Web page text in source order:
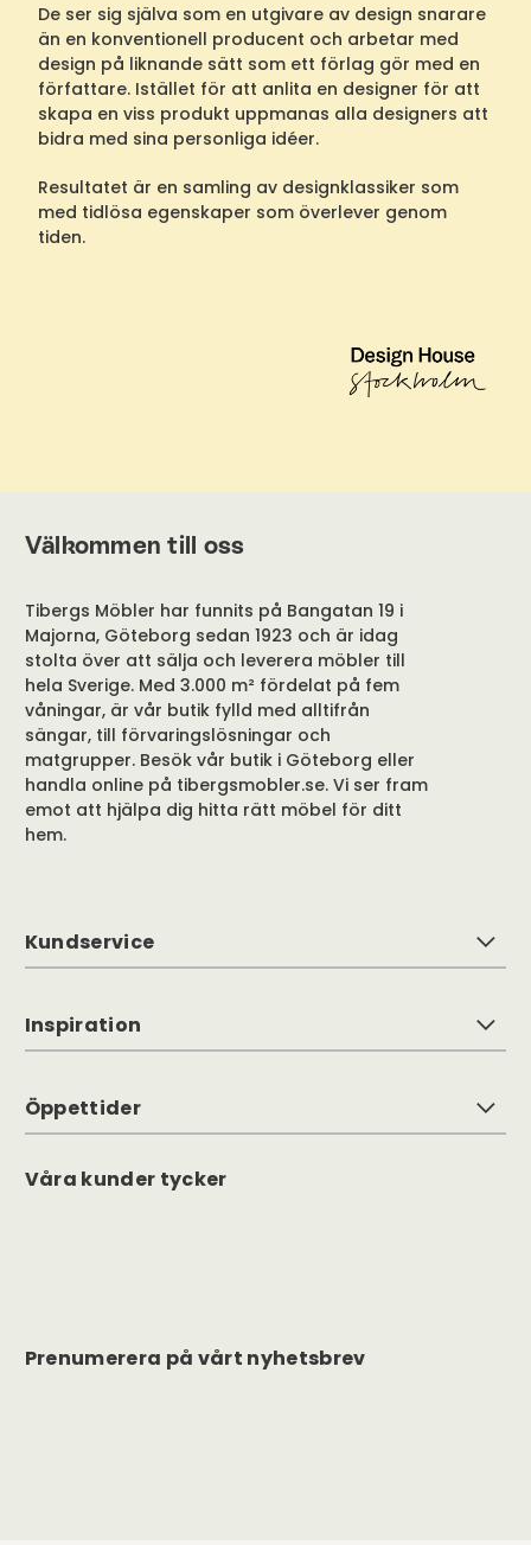
De ser sig själva som en utgivare av design snarare
än en konventionell producent och arbetar med
design på liknande sätt som ett förlag gör med en
författare. Istället för att anlita en designer för att
skapa en viss produkt uppmanas alla designers att
bidra med sina personliga idéer.
Resultatet är en samling av designklassiker som
med tidlösa egenskaper som överlever genom
tiden.
Välkommen till oss
Tibergs Möbler har funnits på Bangatan 19 i
Majorna, Göteborg sedan 1923 och är idag
stolta över att sälja och leverera möbler till
hela Sverige. Med 3.000 m² fördelat på fem
våningar, är vår butik fylld med alltifrån
sängar, till förvaringslösningar och
matgrupper. Besök vår butik i Göteborg eller
handla online på tibergsmobler.se. Vi ser fram
emot att hjälpa dig hitta rätt möbel för ditt
hem.
Kundservice
Inspiration
Öppettider
Våra kunder tycker
Prenumerera på vårt nyhetsbrev